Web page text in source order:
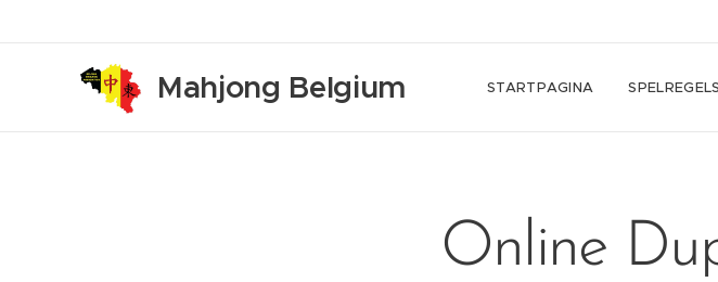
Mahjong Belgium STARTPAGINA SPELREGELS
Online